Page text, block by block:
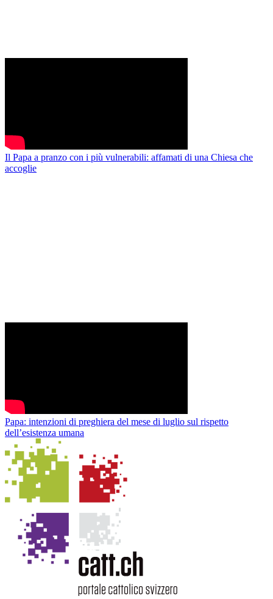
Il Papa a pranzo con i più vulnerabili: affamati di una Chiesa che
accoglie
Papa: intenzioni di preghiera del mese di luglio sul rispetto
dell’esistenza umana